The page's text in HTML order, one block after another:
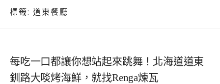
標籤: 道東餐廳
每吃一口都讓你想站起來跳舞！北海道道東
釧路大啖烤海鮮，就找Renga煉瓦